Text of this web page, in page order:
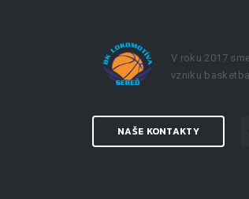
V roku 2017
vzniku
NAŠE KONTAKTY